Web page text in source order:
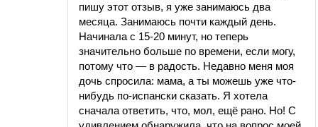
пишу этот отзыв, я уже занимаюсь два
месяца. Занимаюсь почти каждый день.
Начинала с 15-20 минут, но теперь
значительно больше по времени, если могу,
потому что — в радость. Недавно меня моя
дочь спросила: мама, а ты можешь уже что-
нибудь по-испански сказать. Я хотела
сначала ответить, что, мол, ещё рано. Но! С